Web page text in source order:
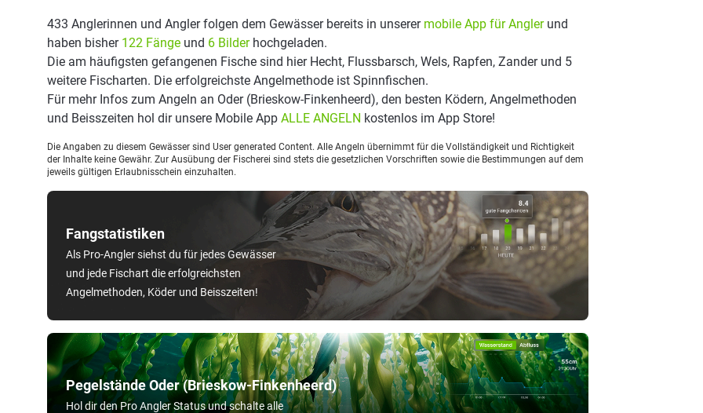
Pegelstände Oder (Brieskow-Finkenheerd)
Hol dir den Pro Angler Status und schalte alle
Fangstatistiken
Als Pro-Angler siehst du für jedes Gewässer
und jede Fischart die erfolgreichsten
Angelmethoden, Köder und Beisszeiten!
433 Anglerinnen und Angler folgen dem Gewässer bereits in unserer mobile App für Anglerund
haben bisher 122 Fänge und 6 Bilderhochgeladen.
Die am häufigsten gefangenen Fische sind hier Hecht, Flussbarsch, Wels, Rapfen, Zander und 5
weitere Fischarten. Die erfolgreichste Angelmethode ist Spinnfischen.
Für mehr Infos zum Angeln an Oder (Brieskow-Finkenheerd), den besten Ködern, Angelmethoden
und Beisszeiten hol dir unsere Mobile App ALLE ANGELN kostenlos im App Store!
Die Angaben zu diesem Gewässer sind User generated Content. Alle Angeln übernimmt für die Vollständigkeit und Richtigkeit
der Inhalte keine Gewähr. Zur Ausübung der Fischerei sind stets die gesetzlichen Vorschriften sowie die Bestimmungen auf dem
jeweils gültigen Erlaubnisschein einzuhalten.